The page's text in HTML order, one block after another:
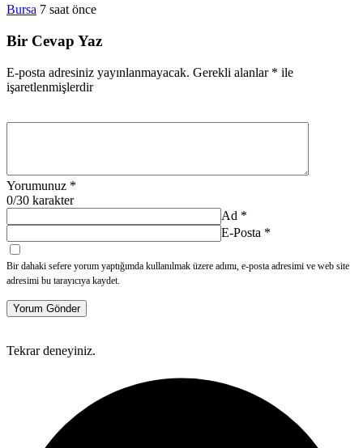
Bursa 7 saat önce
Bir Cevap Yaz
E-posta adresiniz yayınlanmayacak. Gerekli alanlar * ile
işaretlenmişlerdir
Yorumunuz *
0/30 karakter
Ad *
E-Posta *
Bir dahaki sefere yorum yaptığımda kullanılmak üzere adımı, e-posta adresimi ve web site
adresimi bu tarayıcıya kaydet.
Yorum Gönder
Tekrar deneyiniz.